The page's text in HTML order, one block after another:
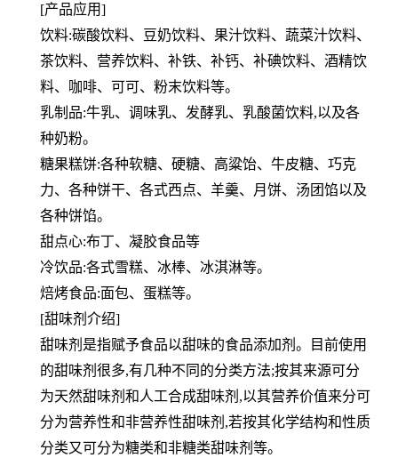
[产品应用]
饮料:碳酸饮料、豆奶饮料、果汁饮料、蔬菜汁饮料、
茶饮料、营养饮料、补铁、补钙、补碘饮料、酒精饮
料、咖啡、可可、粉末饮料等。
乳制品:牛乳、调味乳、发酵乳、乳酸菌饮料,以及各
种奶粉。
糖果糕饼:各种软糖、硬糖、高粱饴、牛皮糖、巧克
力、各种饼干、各式西点、羊羹、月饼、汤团馅以及
各种饼馅。
甜点心:布丁、凝胶食品等
冷饮品:各式雪糕、冰棒、冰淇淋等。
焙烤食品:面包、蛋糕等。
[甜味剂介绍]
甜味剂是指赋予食品以甜味的食品添加剂。目前使用
的甜味剂很多,有几种不同的分类方法;按其来源可分
为天然甜味剂和人工合成甜味剂,以其营养价值来分可
分为营养性和非营养性甜味剂,若按其化学结构和性质
分类又可分为糖类和非糖类甜味剂等。